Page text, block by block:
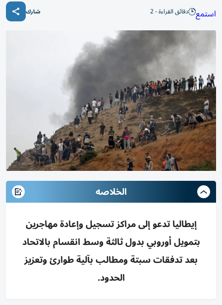
استمع دقائق القراءة - 2 شارك
الخلاصه
إيطاليا تدعو إلى مراكز تسجيل وإعادة مهاجرين
بتمويل أوروبي بدول ثالثة وسط انقسام بالاتحاد
بعد تدفقات سبتة ومطالب بآلية طوارئ وتعزيز
الحدود.